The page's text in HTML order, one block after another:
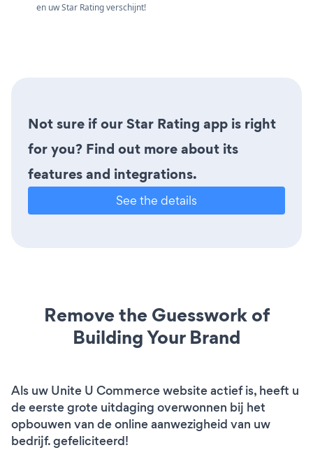
en uw Star Rating verschijnt!
Not sure if our Star Rating app is right
for you? Find out more about its
features and integrations.
See the details
Remove the Guesswork of
Building Your Brand
Als uw Unite U Commerce website actief is, heeft u
de eerste grote uitdaging overwonnen bij het
opbouwen van de online aanwezigheid van uw
bedrijf. gefeliciteerd!